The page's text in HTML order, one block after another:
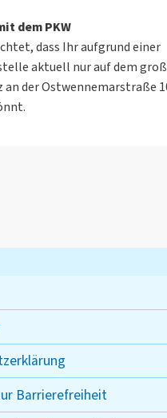
dem PKW
dass Ihr aufgrund einer
aktuell nur auf dem
an der Ostwennemarstraße
Barrierefreiheit